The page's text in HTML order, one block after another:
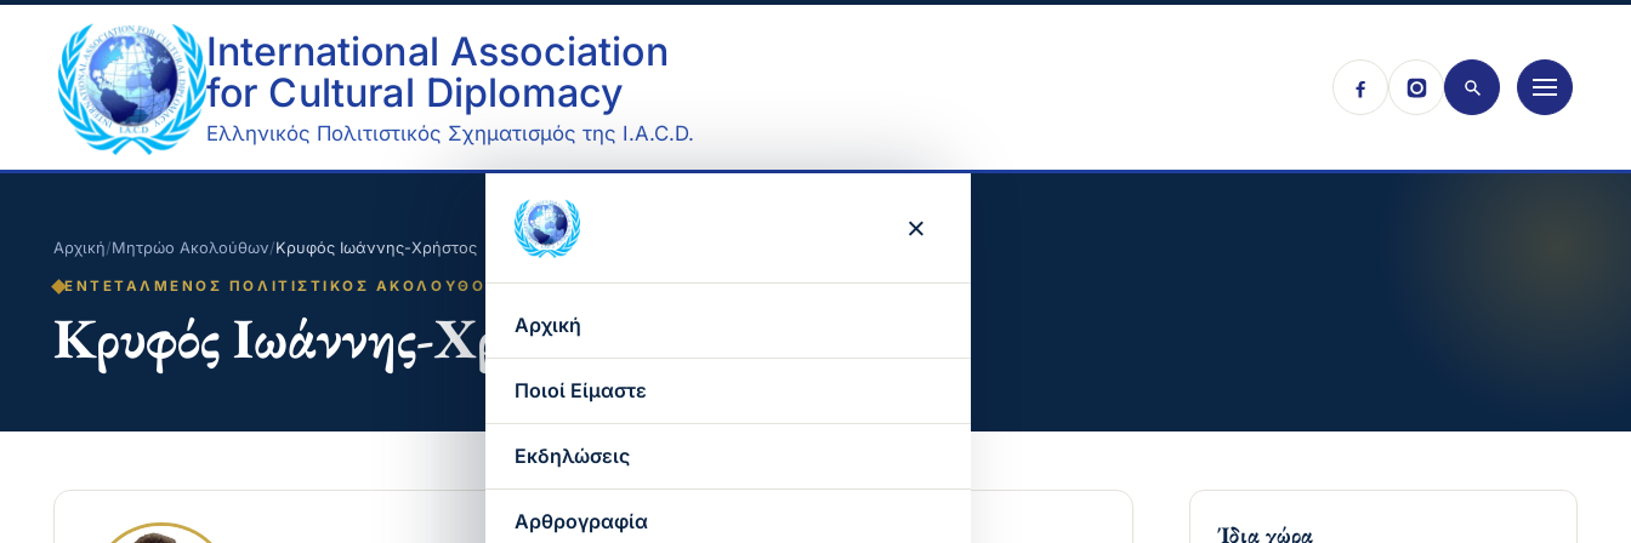
International Association
for Cultural Diplomacy
Ελληνικός Πολιτιστικός Σχηματισμός της I.A.C.D.
×
Αρχική
Ποιοί Είμαστε
Ο σκοπός μας
Εκδηλώσεις
Αρθρογραφία
Αρχική/Μητρώο Ακολούθων/Κρυφός Ιωάννης-Χρήστος
ΕΝΤΕΤΑΛΜΈΝΟΣ ΠΟΛΙΤΙΣΤΙΚΌΣ ΑΚΌΛΟΥΘΟΣ
Κρυφός Ιωάννης-Χρήστος
Ίδια χώρα